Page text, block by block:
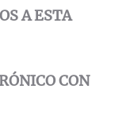
A ESTA
CON